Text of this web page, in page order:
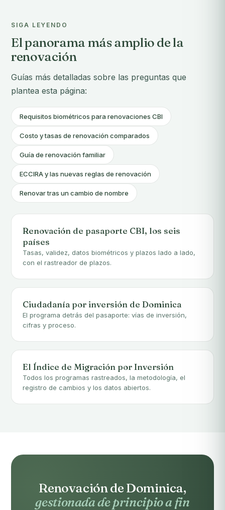
SIGA LEYENDO
El panorama más amplio de la
renovación
Guías más detalladas sobre las preguntas que
plantea esta página:
Requisitos biométricos para renovaciones CBI
Costo y tasas de renovación comparados
Guía de renovación familiar
ECCIRA y las nuevas reglas de renovación
Renovar tras un cambio de nombre
Renovación de pasaporte CBI, los seis
países
Tasas, validez, datos biométricos y plazos lado a lado,
con el rastreador de plazos.
Ciudadanía por inversión de Dominica
El programa detrás del pasaporte: vías de inversión,
cifras y proceso.
El Índice de Migración por Inversión
Todos los programas rastreados, la metodología, el
registro de cambios y los datos abiertos.
Renovación de Dominica,
gestionada de principio a fin